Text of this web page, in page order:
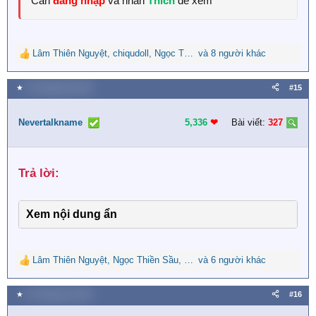
R
e
a
c
i
n
:
Lâm Thiên Nguyệt, chiqudoll , Ngọc Thiền Sầu và 8 người khác
★ #15
Nevertalkname 5,336 ❤︎ Bài viết: 327
Trả lời:​
Xem nội dung ẩn
R
e
a
c
Lâm Thiên Nguyệt, Ngọc Thiền Sầu, Huệ Lê Thị
và 6 người khác
★ #16